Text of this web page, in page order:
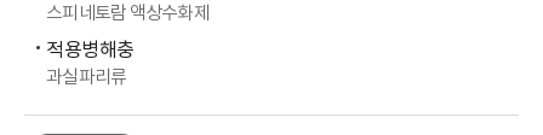
스피네토람 액상수화제
적용병해충
과실파리류